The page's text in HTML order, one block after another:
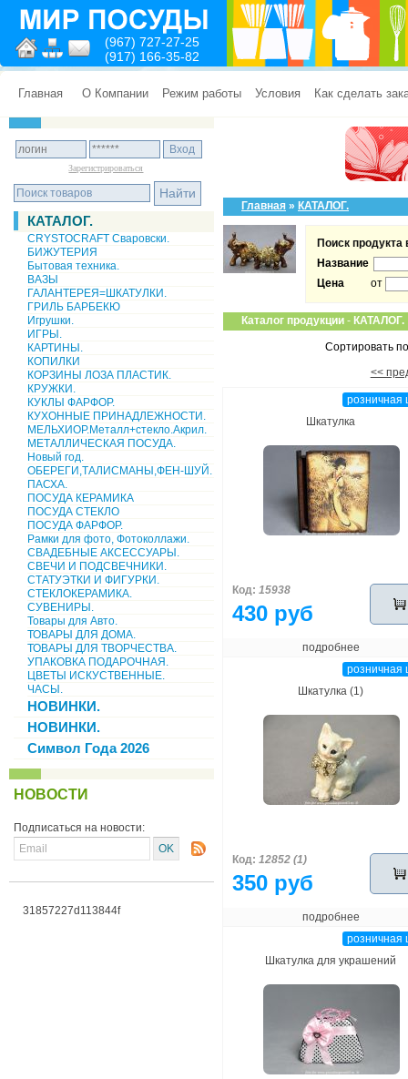
(967) 727-27-25
(917) 166-35-82
Главная О Компании Режим работы Условия Как сделать
Зарегистрироваться
КАТАЛОГ.
CRYSTOCRAFT Сваровски.
БИЖУТЕРИЯ
Бытовая техника.
ВАЗЫ
ГАЛАНТЕРЕЯ=ШКАТУЛКИ.
ГРИЛЬ БАРБЕКЮ
Игрушки.
ИГРЫ.
КАРТИНЫ.
КОПИЛКИ
КОРЗИНЫ ЛОЗА ПЛАСТИК.
КРУЖКИ.
КУКЛЫ ФАРФОР.
КУХОННЫЕ ПРИНАДЛЕЖНОСТИ.
МЕЛЬХИОР.Металл+стекло.Акрил.
МЕТАЛЛИЧЕСКАЯ ПОСУДА.
Новый год.
ОБЕРЕГИ,ТАЛИСМАНЫ,ФЕН-ШУЙ.
ПАСХА.
ПОСУДА КЕРАМИКА
ПОСУДА СТЕКЛО
ПОСУДА ФАРФОР.
Рамки для фото, Фотоколлажи.
СВАДЕБНЫЕ АКСЕССУАРЫ.
СВЕЧИ И ПОДСВЕЧНИКИ.
СТАТУЭТКИ И ФИГУРКИ.
СТЕКЛОКЕРАМИКА.
СУВЕНИРЫ.
Товары для Авто.
ТОВАРЫ ДЛЯ ДОМА.
ТОВАРЫ ДЛЯ ТВОРЧЕСТВА.
УПАКОВКА ПОДАРОЧНАЯ.
ЦВЕТЫ ИСКУСТВЕННЫЕ.
ЧАСЫ.
НОВИНКИ.
НОВИНКИ.
Символ Года 2026
НОВОСТИ
Подписаться на новости:
31857227d113844f
Главная » КАТАЛОГ.
Поиск продукта
Название
Цена
от
Каталог продукции - КАТАЛОГ.
Сортировать
<<
розничная
Шкатулка
Код: 15938
430 руб
подробнее
розничная
Шкатулка (1)
Код: 12852 (1)
350 руб
подробнее
розничная
Шкатулка для украшений